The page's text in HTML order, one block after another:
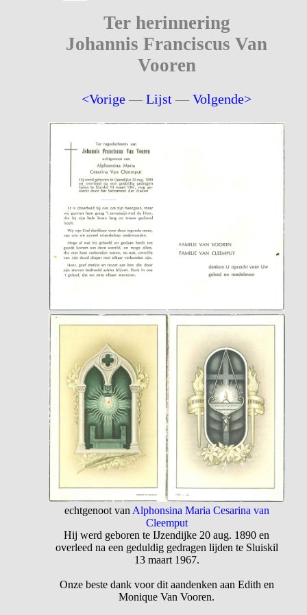
Ter herinnering
Johannis Franciscus Van
Vooren
<Vorige —Lijst —Volgende>
echtgenoot van Alphonsina Maria Cesarina van
Cleemput
Hij werd geboren te IJzendijke 20 aug. 1890 en
overleed na een geduldig gedragen lijden te Sluiskil
13 maart 1967.
Onze beste dank voor dit aandenken aan Edith en
Monique Van Vooren.